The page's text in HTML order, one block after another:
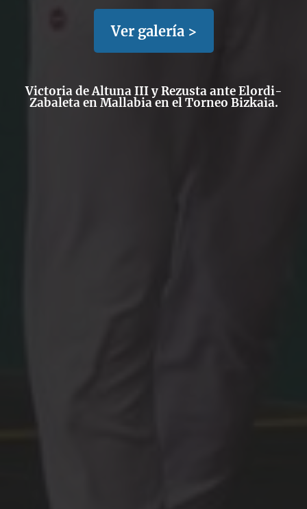
Ver galería >
Victoria de Altuna III y Rezusta ante Elordi-
Zabaleta en Mallabia en el Torneo Bizkaia.